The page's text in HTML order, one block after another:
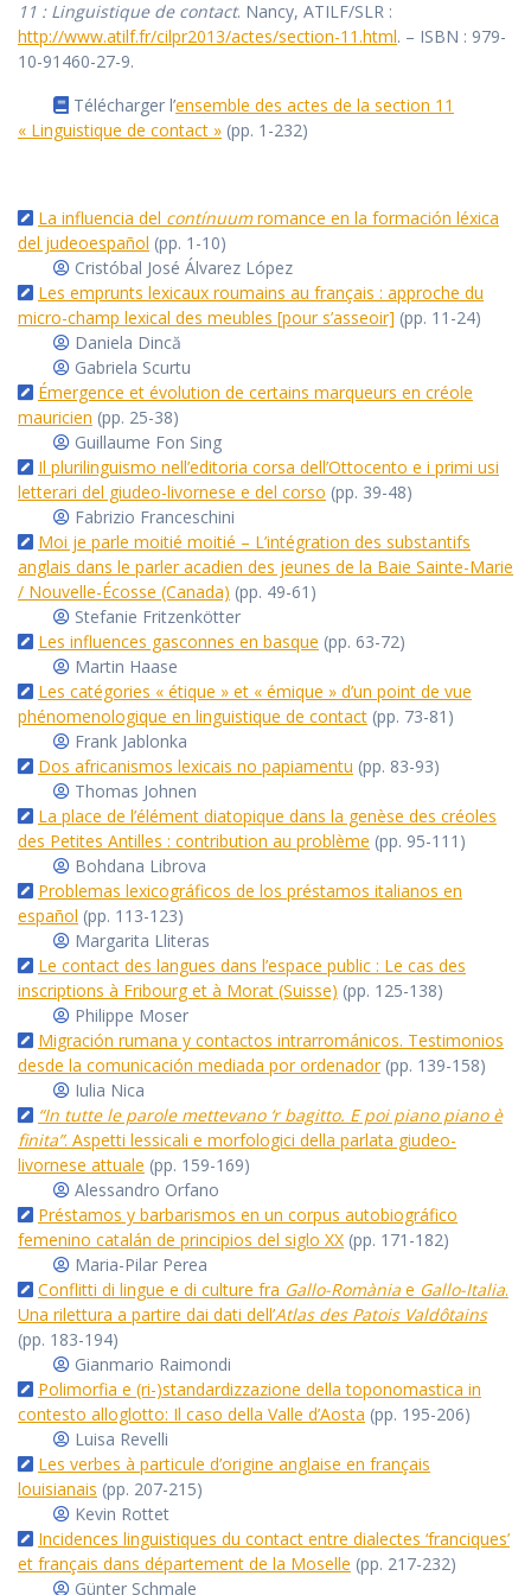
11 : Linguistique de contact. Nancy, ATILF/SLR :
http://www.atilf.fr/cilpr2013/actes/section-11.html. – ISBN : 979-
10-91460-27-9.
Télécharger l’ensemble des actes de la section 11
« Linguistique de contact » (pp. 1-232)
La influencia del contínuumromance en la formación léxica
del judeoespañol (pp. 1-10)
Cristóbal José Álvarez López
Les emprunts lexicaux roumains au français : approche du
micro-champ lexical des meubles [pour s’asseoir] (pp. 11-24)
Daniela Dincă
Gabriela Scurtu
Émergence et évolution de certains marqueurs en créole
mauricien (pp. 25-38)
Guillaume Fon Sing
Il plurilinguismo nell’editoria corsa dell’Ottocento e i primi usi
letterari del giudeo-livornese e del corso (pp. 39-48)
Fabrizio Franceschini
Moi je parle moitié moitié – L’intégration des substantifs
anglais dans le parler acadien des jeunes de la Baie Sainte-Marie
/ Nouvelle-Écosse (Canada) (pp. 49-61)
Stefanie Fritzenkötter
Les influences gasconnes en basque (pp. 63-72)
Martin Haase
Les catégories « étique » et « émique » d’un point de vue
phénomenologique en linguistique de contact (pp. 73-81)
Frank Jablonka
Dos africanismos lexicais no papiamentu (pp. 83-93)
Thomas Johnen
La place de l’élément diatopique dans la genèse des créoles
des Petites Antilles : contribution au problème (pp. 95-111)
Bohdana Librova
Problemas lexicográficos de los préstamos italianos en
español (pp. 113-123)
Margarita Lliteras
Le contact des langues dans l’espace public : Le cas des
inscriptions à Fribourg et à Morat (Suisse) (pp. 125-138)
Philippe Moser
Migración rumana y contactos intrarrománicos. Testimonios
desde la comunicación mediada por ordenador(pp. 139-158)
Iulia Nica
“In tutte le parole mettevano ‘r bagitto. E poi piano piano è
finita”. Aspetti lessicali e morfologici della parlata giudeo-
livornese attuale (pp. 159-169)
Alessandro Orfano
Préstamos y barbarismos en un corpus autobiográfico
femenino catalán de principios del siglo XX (pp. 171-182)
Maria-Pilar Perea
Conflitti di lingue e di culture fra Gallo-Romània e Gallo-Italia.
Una rilettura a partire dai dati dell’Atlas des Patois Valdôtains
(pp. 183-194)
Gianmario Raimondi
Polimorfia e (ri-)standardizzazione della toponomastica in
contesto alloglotto: Il caso della Valle d’Aosta (pp. 195-206)
Luisa Revelli
Les verbes à particule d’origine anglaise en français
louisianais (pp. 207-215)
Kevin Rottet
Incidences linguistiques du contact entre dialectes ‘franciques’
et français dans département de la Moselle (pp. 217-232)
Günter Schmale